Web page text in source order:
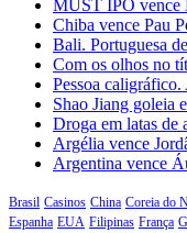
MUST IPO vence
Chiba vence Pau
Bali. Portuguesa
Com os olhos no
Pessoa
Shao Jiang goleia
Droga em latas de
Argélia vence
Argentina vence
Brasil Casinos China Coreia do
Espanha EUA Filipinas França